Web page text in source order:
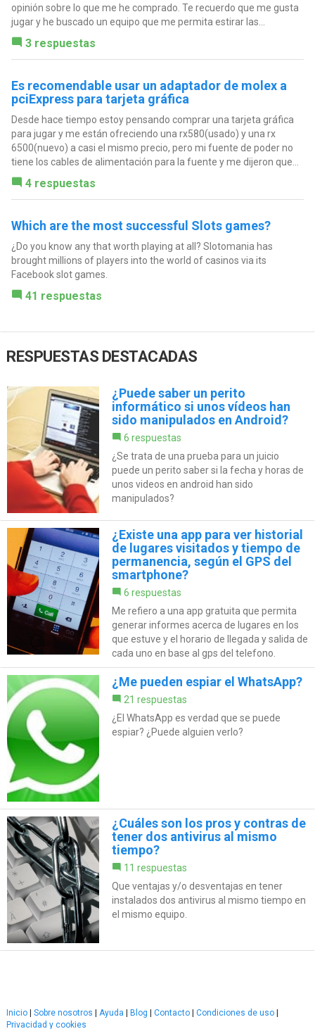
opinión sobre lo que me he comprado. Te recuerdo que me gusta
jugar y he buscado un equipo que me permita estirar las...
3 respuestas
Es recomendable usar un adaptador de molex a
pciExpress para tarjeta gráfica
Desde hace tiempo estoy pensando comprar una tarjeta gráfica
para jugar y me están ofreciendo una rx580(usado) y una rx
6500(nuevo) a casi el mismo precio, pero mi fuente de poder no
tiene los cables de alimentación para la fuente y me dijeron que...
4 respuestas
Which are the most successful Slots games?
¿Do you know any that worth playing at all? Slotomania has
brought millions of players into the world of casinos via its
Facebook slot games.
41 respuestas
RESPUESTAS DESTACADAS
¿Puede saber un perito
informático si unos vídeos han
sido manipulados en Android?
6 respuestas
¿Se trata de una prueba para un juicio
puede un perito saber si la fecha y horas de
unos videos en android han sido
manipulados?
¿Existe una app para ver historial
de lugares visitados y tiempo de
permanencia, según el GPS del
smartphone?
6 respuestas
Me refiero a una app gratuita que permita
generar informes acerca de lugares en los
que estuve y el horario de llegada y salida de
cada uno en base al gps del telefono.
¿Me pueden espiar el WhatsApp?
21 respuestas
¿El WhatsApp es verdad que se puede
espiar? ¿Puede alguien verlo?
¿Cuáles son los pros y contras de
tener dos antivirus al mismo
tiempo?
11 respuestas
Que ventajas y/o desventajas en tener
instalados dos antivirus al mismo tiempo en
el mismo equipo.
Inicio | Sobre nosotros | Ayuda | Blog | Contacto | Condiciones de uso |
Privacidad y cookies